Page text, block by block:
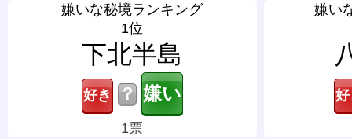
嫌いな秘境ランキング
1位
下北半島
？
1票
嫌い